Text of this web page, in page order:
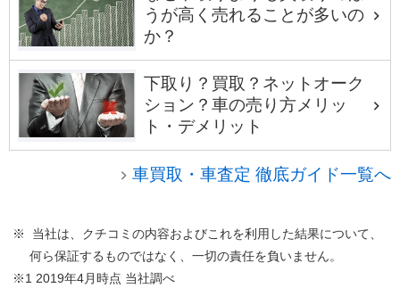
うが高く売れることが多いの
か？
下取り？買取？ネットオーク
ション？車の売り方メリッ
ト・デメリット
車買取・車査定 徹底ガイド一覧へ
※ 当社は、クチコミの内容およびこれを利用した結果について、
何ら保証するものではなく、一切の責任を負いません。
※1 2019年4月時点 当社調べ